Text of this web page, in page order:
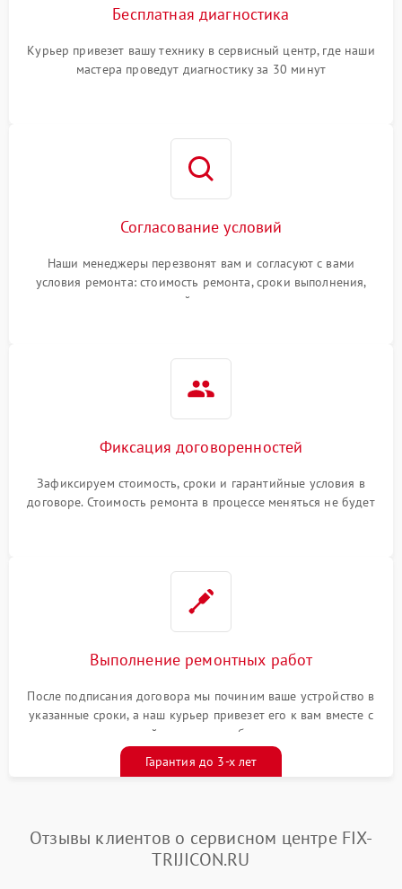
Бесплатная диагностика
Курьер привезет вашу технику в сервисный центр, где наши
мастера проведут диагностику за 30 минут
Согласование условий
Наши менеджеры перезвонят вам и согласуют с вами
условия ремонта: стоимость ремонта, сроки выполнения,
гарантийные условия
Фиксация договоренностей
Зафиксируем стоимость, сроки и гарантийные условия в
договоре. Стоимость ремонта в процессе меняться не будет
Выполнение ремонтных работ
После подписания договора мы починим ваше устройство в
указанные сроки, а наш курьер привезет его к вам вместе с
гарантийным талоном бесплатно
Гарантия до 3-х лет
Отзывы клиентов о сервисном центре FIX-
TRIJICON.RU